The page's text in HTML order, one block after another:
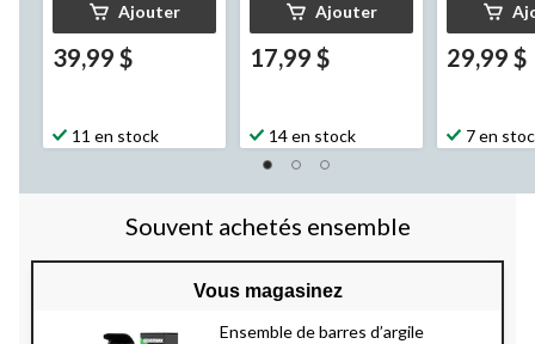
Ajouter
39,99 $
11 en stock
Ajouter
17,99 $
14 en stock
29,99 $
7 en
Souvent achetés ensemble
Vous magasinez
Ensemble de barres d’argile